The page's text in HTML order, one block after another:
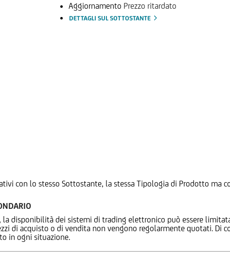
Aggiornamento Prezzo ritardato
DETTAGLI SUL SOTTOSTANTE
con lo stesso Sottostante, la stessa Tipologia di Prodotto ma
disponibilità dei sistemi di trading elettronico può essere
di acquisto o di vendita non vengono regolarmente quotati. Di
in ogni situazione.